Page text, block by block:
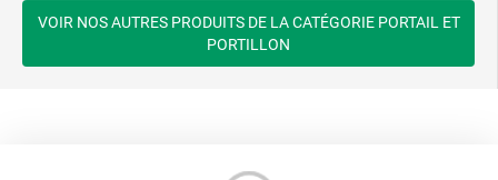
VOIR NOS AUTRES PRODUITS DE LA CATÉGORIE PORTAIL ET
PORTILLON